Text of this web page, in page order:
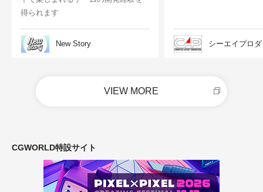
得られます
New Story シーエイプロ
VIEW MORE
CGWORLD特設サイト